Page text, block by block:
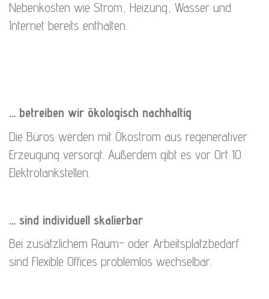
Nebenkosten wie Strom, Heizung, Wasser und
Internet bereits enthalten.
… betreiben wir ökologisch nachhaltig
Die Büros werden mit Ökostrom aus regenerativer
Erzeugung versorgt. Außerdem gibt es vor Ort 10
Elektrotankstellen.
… sind individuell skalierbar
Bei zusätzlichem Raum- oder Arbeitsplatzbedarf
sind Flexible Offices problemlos wechselbar.